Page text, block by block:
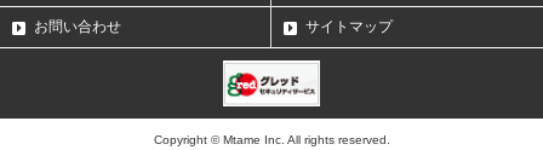
お問い合わせ サイトマップ
Copyright © Mtame Inc. All rights reserved.